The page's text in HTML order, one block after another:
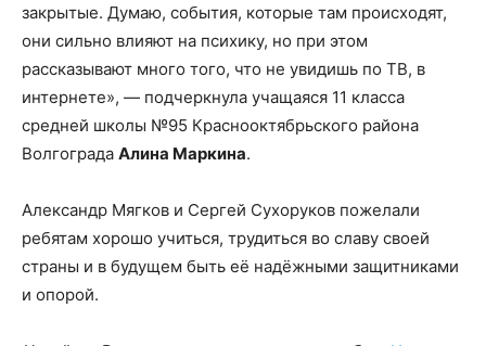
закрытые. Думаю, события, которые там происходят,
они сильно влияют на психику, но при этом
рассказывают много того, что не увидишь по ТВ, в
интернете», — подчеркнула учащаяся 11 класса
средней школы №95 Краснооктябрьского района
Волгограда Алина Маркина.
Александр Мягков и Сергей Сухоруков пожелали
ребятам хорошо учиться, трудиться во славу своей
страны и в будущем быть её надёжными защитниками
и опорой.